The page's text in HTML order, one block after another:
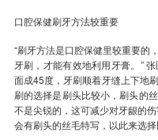
牙科案例dental case
种植牙dental
箍牙orthodontics
收费标准charge
口腔保健刷牙方法较重要
“刷牙方法是口腔保健里较重要的
牙刷，才能有效地利用牙膏。”
面成45度，牙刷顺着牙缝上下地
刷的选择是刷头比较小，刷头的
不是尖锐的，这可减少对牙龈的
会有刷头的丝毛特写，以此来选择